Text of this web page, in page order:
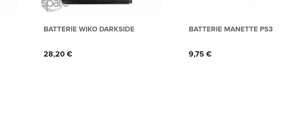
BATTERIE WIKO DARKSIDE
Prix
28,20 €
BATTERIE MANETTE PS3
Prix
9,75 €